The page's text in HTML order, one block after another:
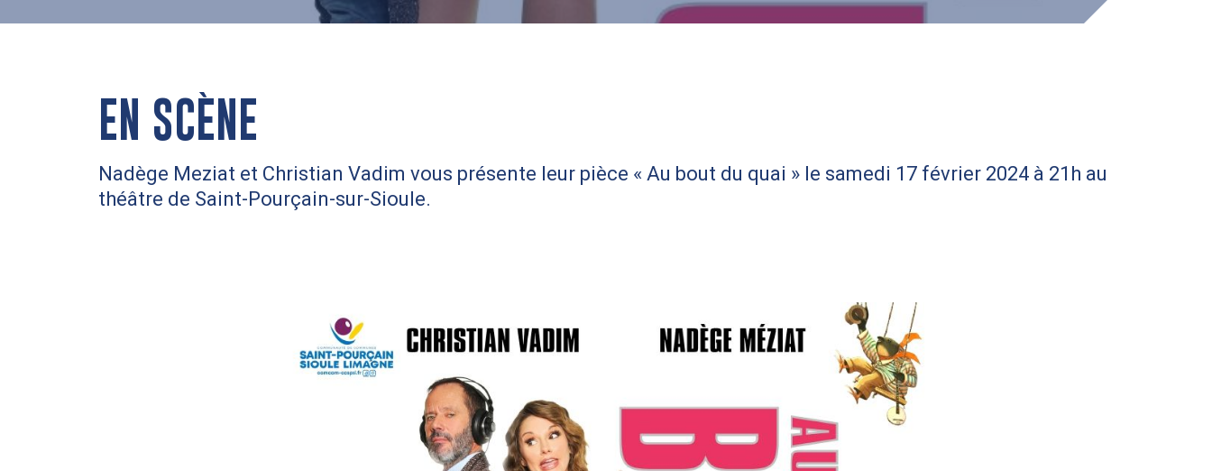
EN SCÈNE
Nadège Meziat et Christian Vadim vous présente leur pièce « Au bout du quai » le samedi 17 février 2024 à 21h au
théâtre de Saint-Pourçain-sur-Sioule.